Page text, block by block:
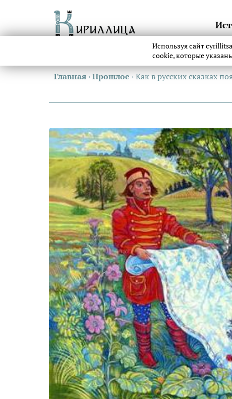
Главная ›Прошлое ›Как в русских сказках
Используя сайт
cookie, которые